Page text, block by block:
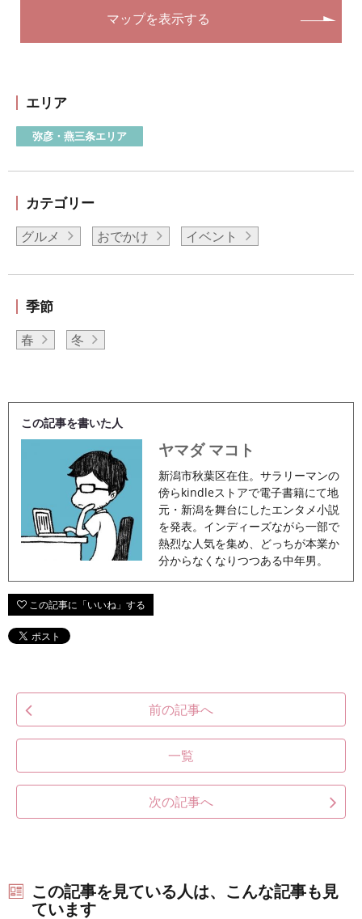
マップを表示する
エリア
弥彦・燕三条エリア
カテゴリー
グルメ おでかけ イベント
季節
春 冬
この記事を書いた人
ヤマダ マコト
新潟市秋葉区在住。サラリーマンの
傍らkindleストアで電子書籍にて地
元・新潟を舞台にしたエンタメ小説
を発表。インディーズながら一部で
熱烈な人気を集め、どっちが本業か
分からなくなりつつある中年男。
前の記事へ
一覧
次の記事へ
この記事を見ている人は、こんな記事も見
ています